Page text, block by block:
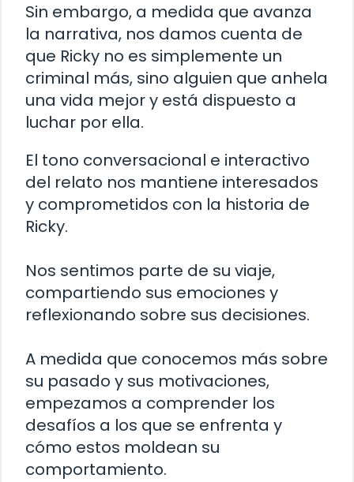
Sin embargo, a medida que avanza
la narrativa, nos damos cuenta de
que Ricky no es simplemente un
criminal más, sino alguien que anhela
una vida mejor y está dispuesto a
luchar por ella.
El tono conversacional e interactivo
del relato nos mantiene interesados
y comprometidos con la historia de
Ricky.
Nos sentimos parte de su viaje,
compartiendo sus emociones y
reflexionando sobre sus decisiones.
A medida que conocemos más sobre
su pasado y sus motivaciones,
empezamos a comprender los
desafíos a los que se enfrenta y
cómo estos moldean su
comportamiento.